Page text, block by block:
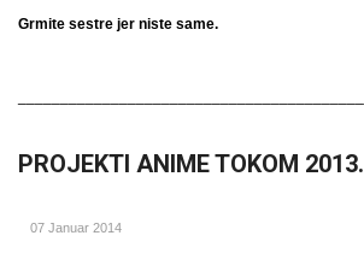
Grmite sestre jer niste same.
PROJEKTI ANIME TOKOM 2013.
07 Januar 2014